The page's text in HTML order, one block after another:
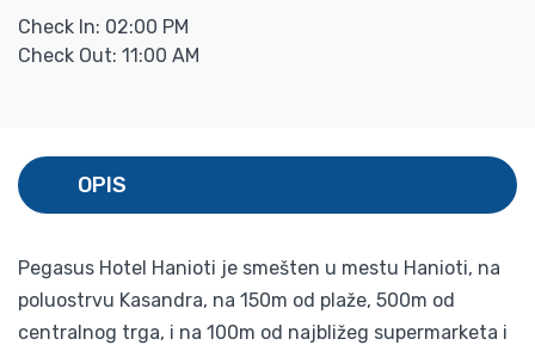
Check In: 02:00 PM
Check Out: 11:00 AM
OPIS
Pegasus Hotel Hanioti je smešten u mestu Hanioti, na
poluostrvu Kasandra, na 150m od plaže, 500m od
centralnog trga, i na 100m od najbližeg supermarketa i